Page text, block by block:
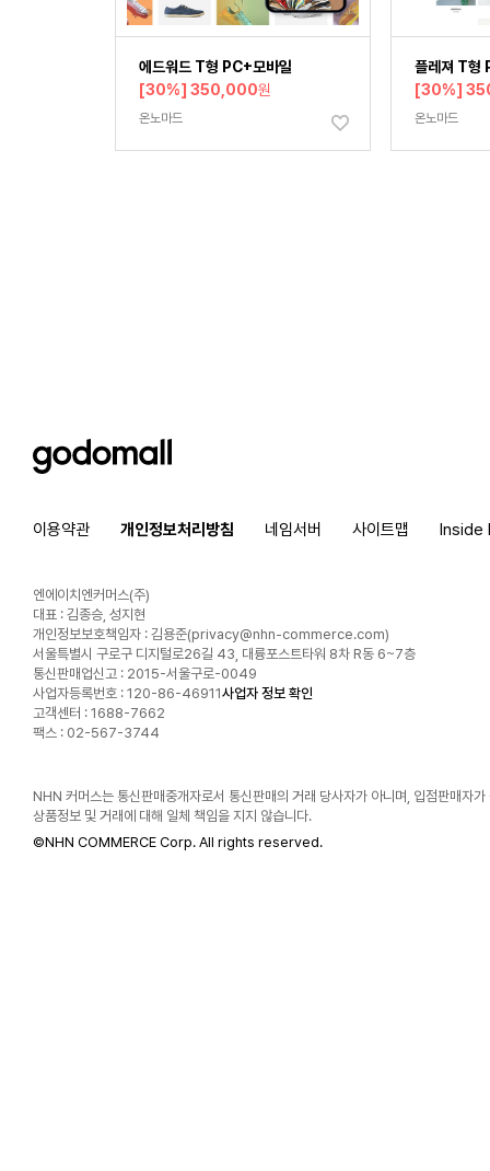
에드워드 T형 PC+모바일
[30%] 350,000원
온노마드
플레져 T형
[30%]
온노마드
godomall
이용약관 개인정보처리방침 네임서버 사이트맵 Inside
엔에이치엔커머스(주)
대표 : 김종승, 성지현
개인정보보호책임자 : 김용준(privacy@nhn-commerce.com)
서울특별시 구로구 디지털로26길 43, 대륭포스트타워 8차 R동 6~7층
통신판매업신고 : 2015-서울구로-0049
사업자등록번호 : 120-86-46911사업자 정보 확인
고객센터 : 1688-7662
팩스 : 02-567-3744
NHN 커머스는 통신판매중개자로서 통신판매의 거래 당사자가 아니며, 입점판매자가
상품정보 및 거래에 대해 일체 책임을 지지 않습니다.
©NHN COMMERCE Corp. All rights reserved.